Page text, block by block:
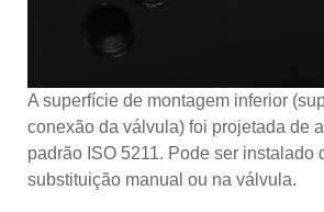
A superfície de montagem inferior
conexão da válvula) foi projetada de
padrão ISO 5211. Pode ser instalado
substituição manual ou na válvula.